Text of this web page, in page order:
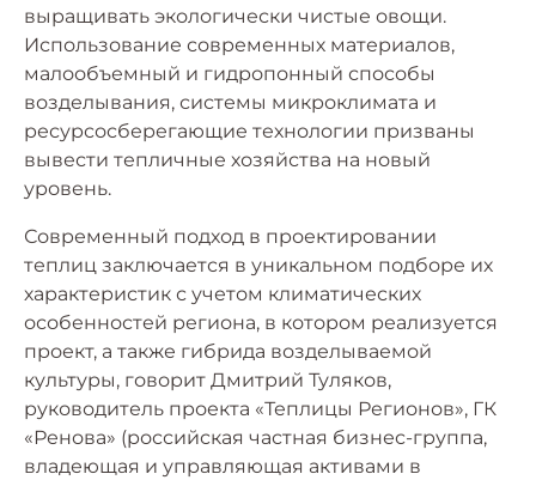
выращивать экологически чистые овощи.
Использование современных материалов,
малообъемный и гидропонный способы
возделывания, системы микроклимата и
ресурсосберегающие технологии призваны
вывести тепличные хозяйства на новый
уровень.
Современный подход в проектировании
теплиц заключается в уникальном подборе их
характеристик с учетом климатических
особенностей региона, в котором реализуется
проект, а также гибрида возделываемой
культуры, говорит Дмитрий Туляков,
руководитель проекта «Теплицы Регионов», ГК
«Ренова» (российская частная бизнес-группа,
владеющая и управляющая активами в